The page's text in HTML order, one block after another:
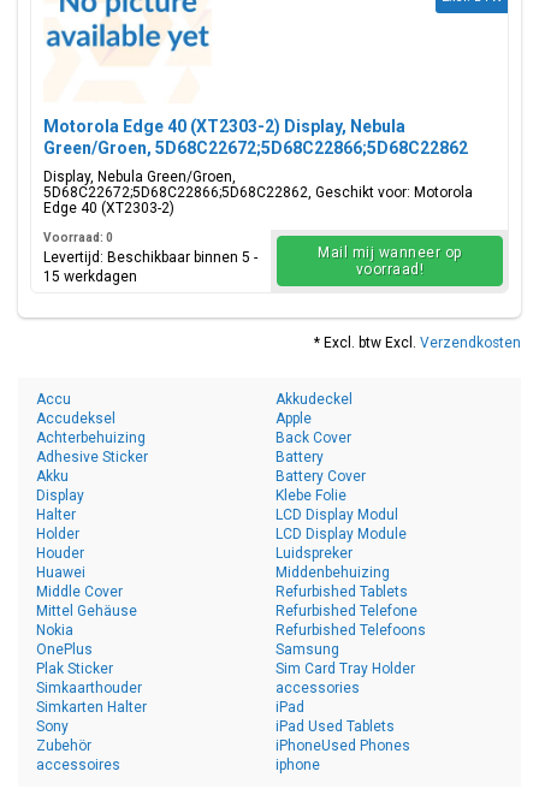
Motorola Edge 40 (XT2303-2) Display, Nebula
Green/Groen, 5D68C22672;5D68C22866;5D68C22862
Display, Nebula Green/Groen,
5D68C22672;5D68C22866;5D68C22862, Geschikt voor: Motorola
Edge 40 (XT2303-2)
Voorraad: 0
Levertijd: Beschikbaar binnen 5 -
15 werkdagen
Mail mij wanneer op
voorraad!
* Excl. btw Excl. Verzendkosten
Accu
Accudeksel
Achterbehuizing
Adhesive Sticker
Akku
Akkudeckel
Apple
Back Cover
Battery
Battery Cover
Display
Halter
Holder
Houder
Huawei
Klebe Folie
LCD Display Modul
LCD Display Module
Luidspreker
Middenbehuizing
Middle Cover
Mittel Gehäuse
Nokia
OnePlus
Plak Sticker
Refurbished Tablets
Refurbished Telefone
Refurbished Telefoons
Samsung
Sim Card Tray Holder
Simkaarthouder
Simkarten Halter
Sony
Zubehör
accessoires
accessories
iPad
iPad Used Tablets
iPhoneUsed Phones
iphone